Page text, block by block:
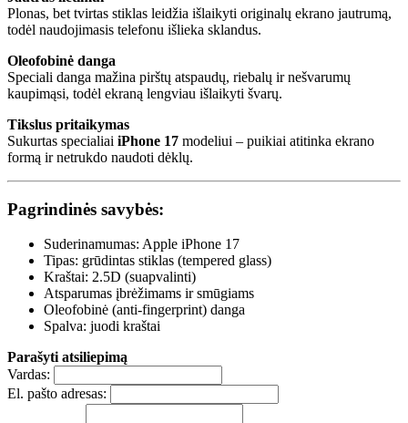
Plonas, bet tvirtas stiklas leidžia išlaikyti originalų ekrano jautrumą,
todėl naudojimasis telefonu išlieka sklandus.
Oleofobinė danga
Speciali danga mažina pirštų atspaudų, riebalų ir nešvarumų
kaupimąsi, todėl ekraną lengviau išlaikyti švarų.
Tikslus pritaikymas
Sukurtas specialiai iPhone 17 modeliui – puikiai atitinka ekrano
formą ir netrukdo naudoti dėklų.
Pagrindinės savybės:
Suderinamumas: Apple iPhone 17
Tipas: grūdintas stiklas (tempered glass)
Kraštai: 2.5D (suapvalinti)
Atsparumas įbrėžimams ir smūgiams
Oleofobinė (anti-fingerprint) danga
Spalva: juodi kraštai
Parašyti atsiliepimą
Vardas:
El. pašto adresas: